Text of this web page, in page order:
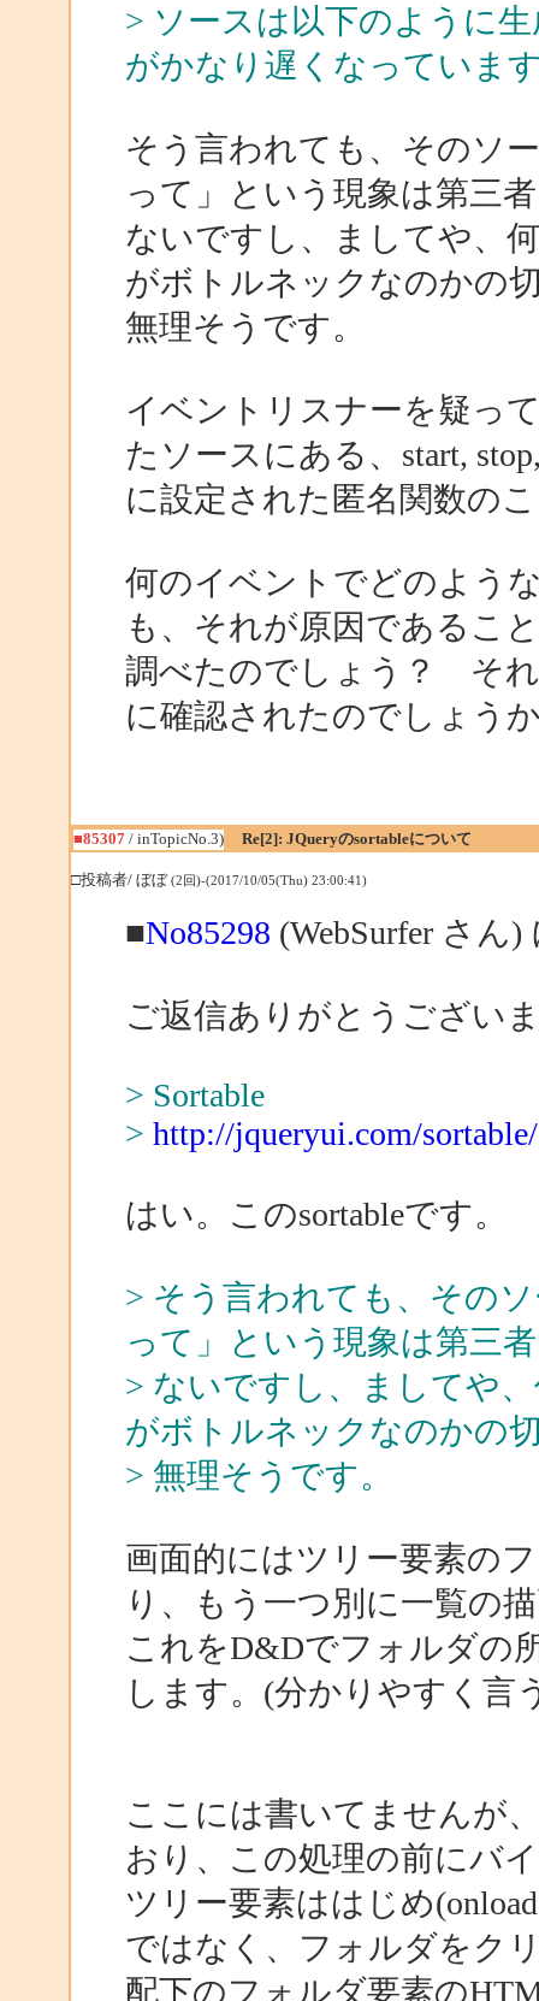
> ソースは以下のように
がかなり遅くなっていま
そう言われても、そのソ
って」という現象は第三
ないですし、ましてや、
がボトルネックなのかの
無理そうです。
イベントリスナーを疑っ
たソースにある、start,
に設定された匿名関数の
何のイベントでどのよう
も、それが原因であるこ
調べたのでしょう？ そ
に確認されたのでしょ
■85307/ inTopicNo.3) Re[2]: JQueryのsortableについて
□投稿者/ ぼぼ(2回)-(2017/10/05(Thu) 23:00:41)
■No85298 (WebSurfer さん)
ご返信ありがとうござい
> Sortable
> http://jqueryui.com/sortable/
はい。このsortableです。
> そう言われても、その
って」という現象は第三
> ないですし、ましてや
がボトルネックなのかの
> 無理そうです。
画面的にはツリー要素の
り、もう一つ別に一覧の
これをD&Dでフォルダの
します。(分かりやすく言
ここには書いてませんが
おり、この処理の前にバ
ツリー要素ははじめ
ではなく、フォルダをク
配下のフォルダ要素の